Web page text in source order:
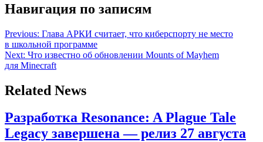
Навигация по записям
Previous: Глава АРКИ считает, что киберспорту не место
в школьной программе
Next: Что известно об обновлении Mounts of Mayhem
для Minecraft
Related News
Разработка Resonance: A Plague Tale
Legacy завершена — релиз 27 августа